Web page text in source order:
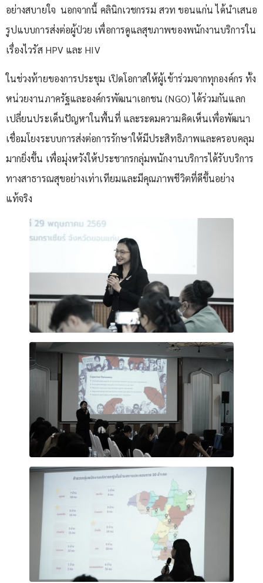
อย่างสบายใจ นอกจากนี้ คลินิกเวชกรรม สวท ขอนแก่น ได้นำเสนอ
รูปแบบการส่งต่อผู้ป่วย เพื่อการดูแลสุขภาพของพนักงานบริการใน
เรื่องไวรัส HPV และ HIV
ในช่วงท้ายของการประชุม เปิดโอกาสให้ผู้เข้าร่วมจากทุกองค์กร ทั้ง
หน่วยงานภาครัฐและองค์กรพัฒนาเอกชน (NGO) ได้ร่วมกันแลก
เปลี่ยนประเด็นปัญหาในพื้นที่ และระดมความคิดเห็นเพื่อพัฒนา
เชื่อมโยงระบบการส่งต่อการรักษาให้มีประสิทธิภาพและครอบคลุม
มากยิ่งขึ้น เพื่อมุ่งหวังให้ประชากรกลุ่มพนักงานบริการได้รับบริการ
ทางสาธารณสุขอย่างเท่าเทียมและมีคุณภาพชีวิตที่ดีขึ้นอย่าง
แท้จริง